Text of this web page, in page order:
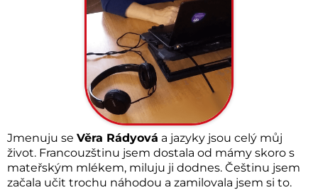
Jmenuju se Věra Rádyová a jazyky jsou celý můj
život. Francouzštinu jsem dostala od mámy skoro s
mateřským mlékem, miluju ji dodnes. Češtinu jsem
začala učit trochu náhodou a zamilovala jsem si to.